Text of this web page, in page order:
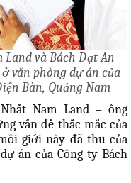
Land và Bách Đạt An
văn phòng dự án của
Bàn, Quảng Nam
Nam Land – ông
vấn đề thắc mắc của
giới này đã thu của
án của Công ty Bách